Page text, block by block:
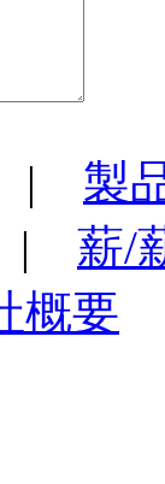
| 製
| 薪/
概要